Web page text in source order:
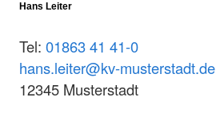
Hans Leiter
Tel: 01863 41 41-0
hans.leiter@kv-musterstadt.de
12345 Musterstadt